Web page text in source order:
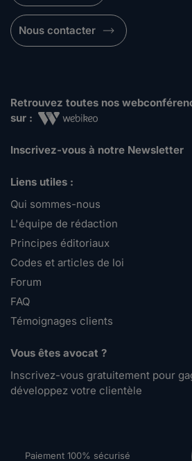
Nous contacter
Retrouvez toutes nos
sur :
Inscrivez-vous à notre Newsletter
Liens utiles :
Qui sommes-nous
L'équipe de rédaction
Principes éditoriaux
Codes et articles de loi
Forum
FAQ
Témoignages clients
Vous êtes avocat ?
Inscrivez-vous gratuitement pour
développez votre clientèle
Paiement 100% sécurisé